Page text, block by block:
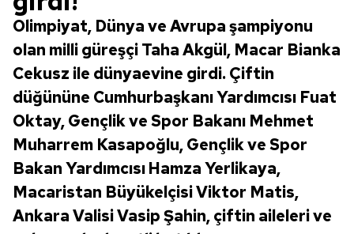
Olimpiyat, Dünya ve Avrupa şampiyonu
olan milli güreşçi Taha Akgül, Macar Bianka
Cekusz ile dünyaevine girdi. Çiftin
düğününe Cumhurbaşkanı Yardımcısı Fuat
Oktay, Gençlik ve Spor Bakanı Mehmet
Muharrem Kasapoğlu, Gençlik ve Spor
Bakan Yardımcısı Hamza Yerlikaya,
Macaristan Büyükelçisi Viktor Matis,
Ankara Valisi Vasip Şahin, çiftin aileleri ve